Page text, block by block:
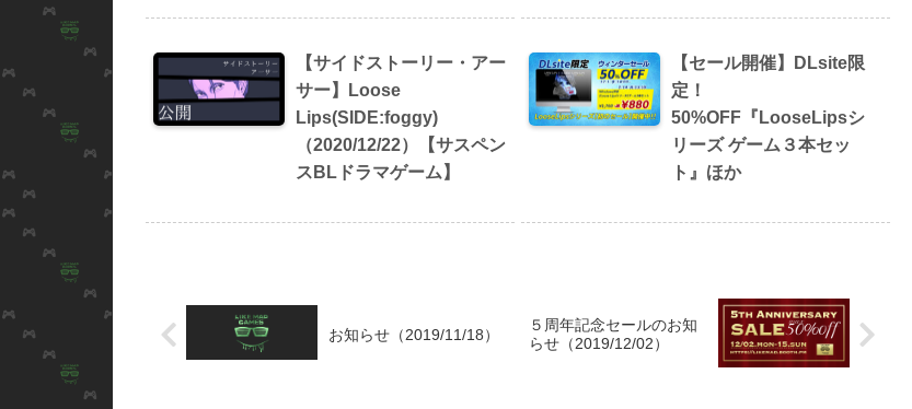
【サイドストーリー・アー
サー】Loose
Lips(SIDE:foggy)
（2020/12/22）【サスペン
スBLドラマゲーム】
【セール開催】DLsite限
定！
50%OFF『LooseLipsシ
リーズ ゲーム３本セッ
ト』ほか
お知らせ（2019/11/18）
５周年記念セールのお知
らせ（2019/12/02）